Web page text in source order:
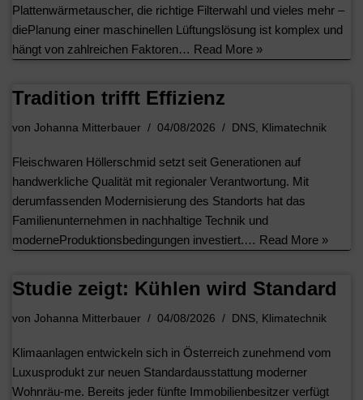
Plattenwärmetauscher, die richtige Filterwahl und vieles mehr –
diePlanung einer maschinellen Lüftungslösung ist komplex und
hängt von zahlreichen Faktoren… Read More »
Tradition trifft Effizienz
von Johanna Mitterbauer 04/08/2026 DNS, Klimatechnik
Fleischwaren Höllerschmid setzt seit Generationen auf
handwerkliche Qualität mit regionaler Verantwortung. Mit
derumfassenden Modernisierung des Standorts hat das
Familienunternehmen in nachhaltige Technik und
moderneProduktionsbedingungen investiert.… Read More »
Studie zeigt: Kühlen wird Standard
von Johanna Mitterbauer 04/08/2026 DNS, Klimatechnik
Klimaanlagen entwickeln sich in Österreich zunehmend vom
Luxusprodukt zur neuen Standardausstattung moderner
Wohnräu-me. Bereits jeder fünfte Immobilienbesitzer verfügt